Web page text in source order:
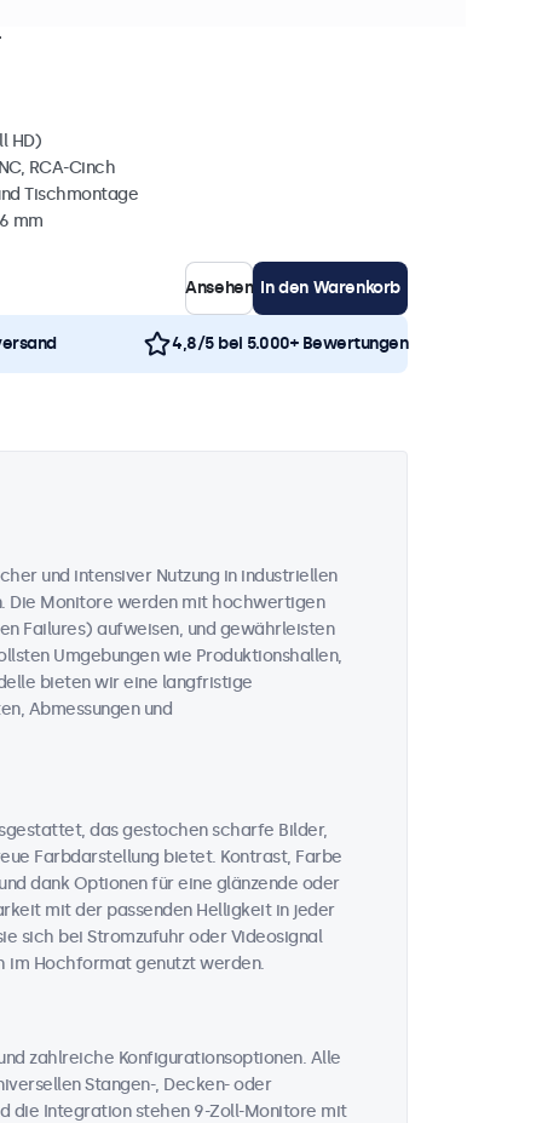
HD)
RCA-Cinch
Tischmontage
mm
Ansehen In den Warenkorb
4,8/5 bei 5.000+ Bewertungen
und intensiver Nutzung in industriellen
Die Monitore werden mit hochwertigen
Failures) aufweisen, und gewährleisten
Umgebungen wie Produktionshallen,
bieten wir eine langfristige
Abmessungen und
das gestochen scharfe Bilder,
Farbdarstellung bietet. Kontrast, Farbe
dank Optionen für eine glänzende oder
mit der passenden Helligkeit in jeder
sich bei Stromzufuhr oder Videosignal
im Hochformat genutzt werden.
zahlreiche Konfigurationsoptionen. Alle
Stangen-, Decken- oder
die Integration stehen 9-Zoll-Monitore mit